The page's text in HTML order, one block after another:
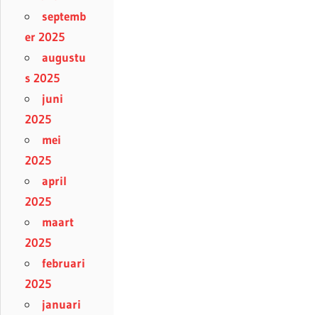
septemb
er 2025
augustu
s 2025
juni
2025
mei
2025
april
2025
maart
2025
februari
2025
januari